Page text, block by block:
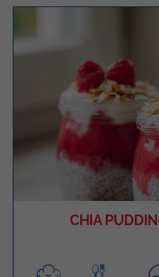
CHIA